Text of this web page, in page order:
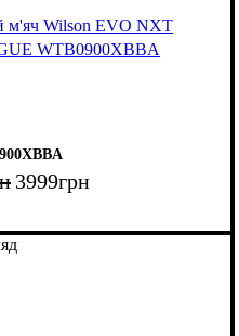
м'яч Wilson EVO NXT
WTB0900XBBA
3999грн